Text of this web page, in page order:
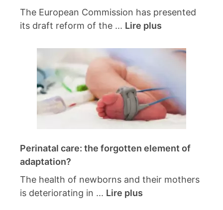
The European Commission has presented
its draft reform of the ... Lire plus
Perinatal care: the forgotten element of
adaptation?
The health of newborns and their mothers
is deteriorating in ... Lire plus